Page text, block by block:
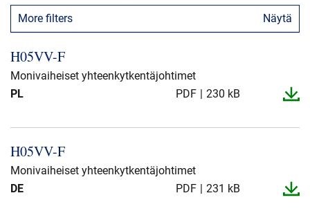
Kestävä kehitys
Yhteystiedot
More filters Näytä
H05VV-​F
Monivaiheiset yhteenkytkentäjohtimet
PL
PDF 230 kB
H05VV-​F
Monivaiheiset yhteenkytkentäjohtimet
DE
PDF 231 kB